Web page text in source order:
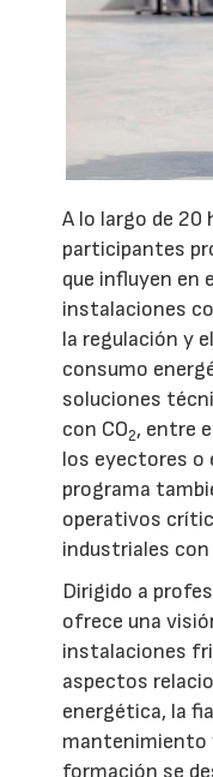
A lo largo de 20
participantes
que influyen en
instalaciones
la regulación y
consumo
soluciones
con CO2, entre
los eyectores o
programa
operativos
industriales con
Dirigido a
ofrece una
instalaciones
aspectos
energética, la
mantenimiento